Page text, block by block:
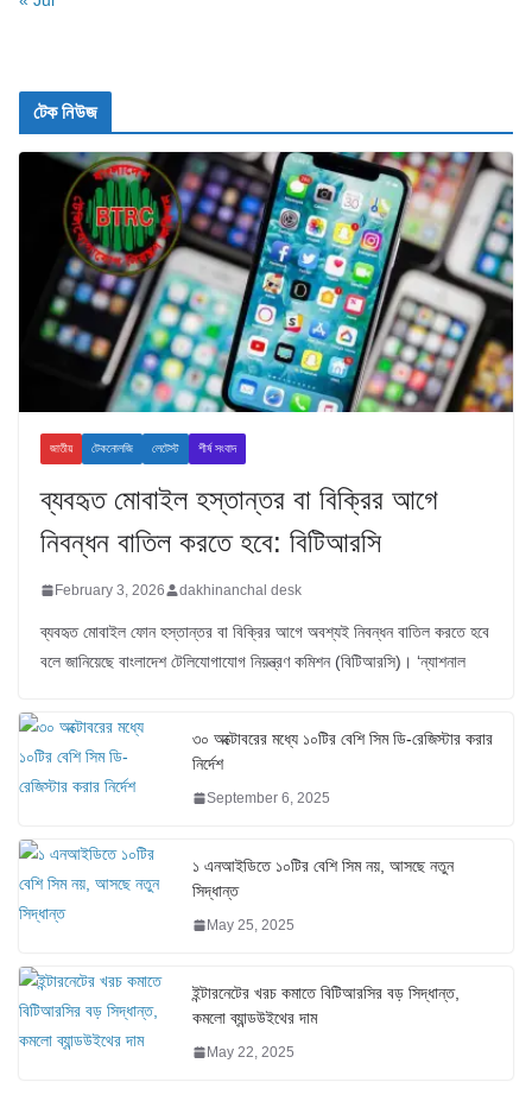
টেক নিউজ
জাতীয় টেকনোলজি লেটেস্ট শীর্ষ সংবাদ
ব্যবহৃত মোবাইল হস্তান্তর বা বিক্রির আগে
নিবন্ধন বাতিল করতে হবে: বিটিআরসি
February 3, 2026 dakhinanchal desk
ব্যবহৃত মোবাইল ফোন হস্তান্তর বা বিক্রির আগে অবশ্যই নিবন্ধন বাতিল করতে হবে
বলে জানিয়েছে বাংলাদেশ টেলিযোগাযোগ নিয়ন্ত্রণ কমিশন (বিটিআরসি)। ‘ন্যাশনাল
৩০ অক্টোবরের মধ্যে ১০টির বেশি সিম ডি-রেজিস্টার করার
নির্দেশ
September 6, 2025
১ এনআইডিতে ১০টির বেশি সিম নয়, আসছে নতুন
সিদ্ধান্ত
May 25, 2025
ইন্টারনেটের খরচ কমাতে বিটিআরসির বড় সিদ্ধান্ত,
কমলো ব্যান্ডউইথের দাম
May 22, 2025